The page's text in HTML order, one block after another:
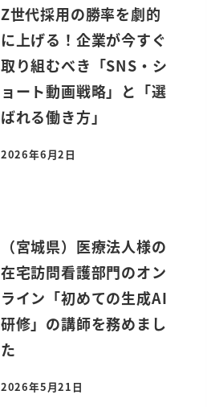
Z世代採用の勝率を劇的
に上げる！企業が今すぐ
取り組むべき「SNS・シ
ョート動画戦略」と「選
ばれる働き方」
投稿日
2026年6月2日
（宮城県）医療法人様の
在宅訪問看護部門のオン
ライン「初めての生成AI
研修」の講師を務めまし
た
投稿日
2026年5月21日